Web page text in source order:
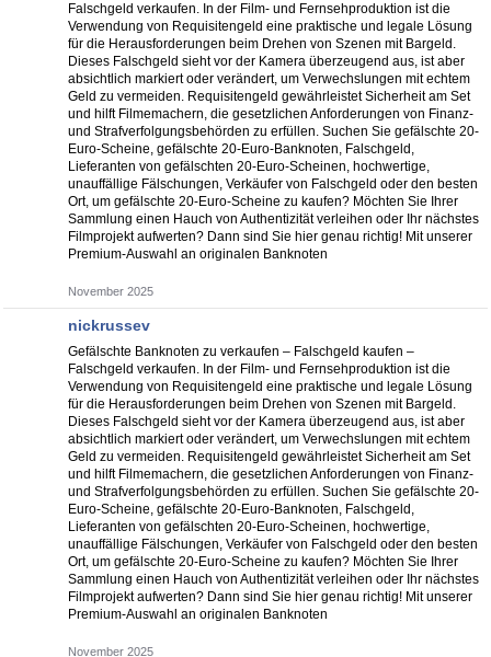
Falschgeld verkaufen. In der Film- und Fernsehproduktion ist die
Verwendung von Requisitengeld eine praktische und legale Lösung
für die Herausforderungen beim Drehen von Szenen mit Bargeld.
Dieses Falschgeld sieht vor der Kamera überzeugend aus, ist aber
absichtlich markiert oder verändert, um Verwechslungen mit echtem
Geld zu vermeiden. Requisitengeld gewährleistet Sicherheit am Set
und hilft Filmemachern, die gesetzlichen Anforderungen von Finanz-
und Strafverfolgungsbehörden zu erfüllen. Suchen Sie gefälschte 20-
Euro-Scheine, gefälschte 20-Euro-Banknoten, Falschgeld,
Lieferanten von gefälschten 20-Euro-Scheinen, hochwertige,
unauffällige Fälschungen, Verkäufer von Falschgeld oder den besten
Ort, um gefälschte 20-Euro-Scheine zu kaufen? Möchten Sie Ihrer
Sammlung einen Hauch von Authentizität verleihen oder Ihr nächstes
Filmprojekt aufwerten? Dann sind Sie hier genau richtig! Mit unserer
Premium-Auswahl an originalen Banknoten
November 2025
nickrussev
Gefälschte Banknoten zu verkaufen – Falschgeld kaufen –
Falschgeld verkaufen. In der Film- und Fernsehproduktion ist die
Verwendung von Requisitengeld eine praktische und legale Lösung
für die Herausforderungen beim Drehen von Szenen mit Bargeld.
Dieses Falschgeld sieht vor der Kamera überzeugend aus, ist aber
absichtlich markiert oder verändert, um Verwechslungen mit echtem
Geld zu vermeiden. Requisitengeld gewährleistet Sicherheit am Set
und hilft Filmemachern, die gesetzlichen Anforderungen von Finanz-
und Strafverfolgungsbehörden zu erfüllen. Suchen Sie gefälschte 20-
Euro-Scheine, gefälschte 20-Euro-Banknoten, Falschgeld,
Lieferanten von gefälschten 20-Euro-Scheinen, hochwertige,
unauffällige Fälschungen, Verkäufer von Falschgeld oder den besten
Ort, um gefälschte 20-Euro-Scheine zu kaufen? Möchten Sie Ihrer
Sammlung einen Hauch von Authentizität verleihen oder Ihr nächstes
Filmprojekt aufwerten? Dann sind Sie hier genau richtig! Mit unserer
Premium-Auswahl an originalen Banknoten
November 2025